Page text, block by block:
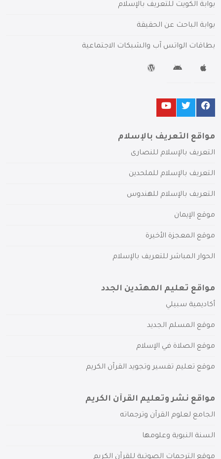
بوابة الكويت للتعريف بالإسلام
بوابة الباحث عن الحقيقة
بطاقات الواتس آب والشبكات الاجتماعية
مواقع التعريف بالإسلام
التعريف بالإسلام للنصارى
التعريف بالإسلام للملحدين
التعريف بالإسلام للهندوس
موقع الإيمان
موقع المعجزة الأخيرة
الحوار المباشر للتعريف بالإسلام
مواقع تعليم المهتدين الجدد
أكاديمية سبيلي
موقع المسلم الجديد
موقع الصلاة في الإسلام
موقع تعليم تفسير وتجويد القرآن الكريم
مواقع نشر وتعليم القرآن الكريم
الجامع لعلوم القرآن وترجماته
السنة النبوية وعلومها
موقع الترجمات الصوتية للقرآن الكريم